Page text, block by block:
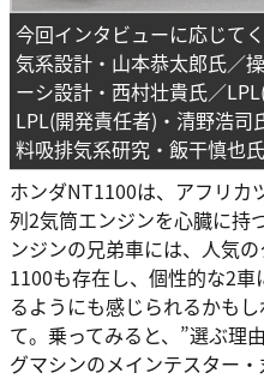
今回インタビューに応じて
気系設計・山本恭太郎氏／
ーシ設計・西村壮貴氏／
LPL(開発責任者)・清野浩
料吸排気系研究・飯干慎也
ホンダNT1100は、アフリカ
列2気筒エンジンを心臓に持
ンジンの兄弟車には、人気
1100も存在し、個性的な2
るようにも感じられるかも
て。乗ってみると、”選ぶ理
グマシンのメインテスター